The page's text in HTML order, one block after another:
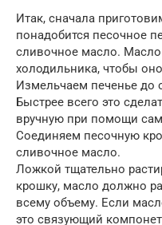
Итак, сначала
понадобится песочное
сливочное масло. Масло
холодильника, чтобы
Измельчаем печенье до
Быстрее всего это
вручную при помощи
Соединяем песочную
сливочное масло.
Ложкой тщательно
крошку, масло должно
всему объему. Если
это связующий